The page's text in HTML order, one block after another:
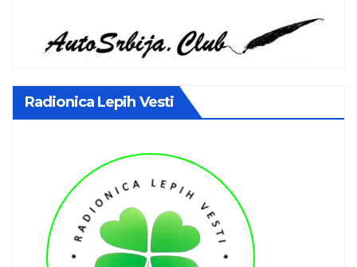
Radionica Lepih Vesti